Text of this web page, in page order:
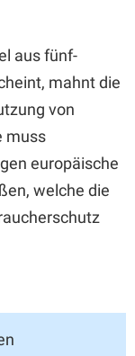
aus fünf-
mahnt die
von
muss
europäische
welche die